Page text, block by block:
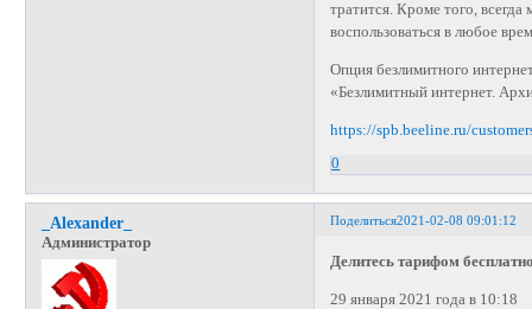
тратится. Кроме того,
воспользоваться в любое
Опция безлимитного
«Безлимитный интернет.
https://spb.beeline.ru/
0
Поделиться2021-02-08 09:01:12
_Alexander_
Администратор
Делитесь тарифом
29 января 2021 года в 10:18